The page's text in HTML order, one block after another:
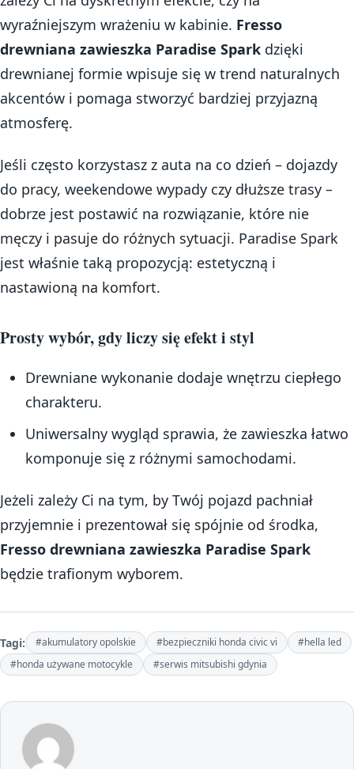
wyraźniejszym wrażeniu w kabinie. Fresso
drewniana zawieszka Paradise Spark dzięki
drewnianej formie wpisuje się w trend naturalnych
akcentów i pomaga stworzyć bardziej przyjazną
atmosferę.
Jeśli często korzystasz z auta na co dzień – dojazdy
do pracy, weekendowe wypady czy dłuższe trasy –
dobrze jest postawić na rozwiązanie, które nie
męczy i pasuje do różnych sytuacji. Paradise Spark
jest właśnie taką propozycją: estetyczną i
nastawioną na komfort.
Prosty wybór, gdy liczy się efekt i styl
Drewniane wykonanie dodaje wnętrzu ciepłego
charakteru.
Uniwersalny wygląd sprawia, że zawieszka łatwo
komponuje się z różnymi samochodami.
Jeżeli zależy Ci na tym, by Twój pojazd pachniał
przyjemnie i prezentował się spójnie od środka,
Fresso drewniana zawieszka Paradise Spark
będzie trafionym wyborem.
Tagi: #akumulatory opolskie #bezpieczniki honda civic vi
#hella led
#honda używane motocykle
#serwis mitsubishi gdynia